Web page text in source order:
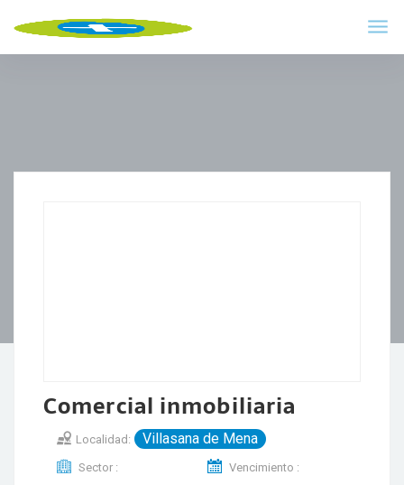
Comercial inmobiliaria
Localidad: Villasana de Mena
Sector :
Vencimiento :